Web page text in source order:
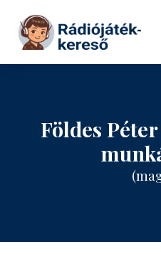
Tovább a tartalomhoz
Földes